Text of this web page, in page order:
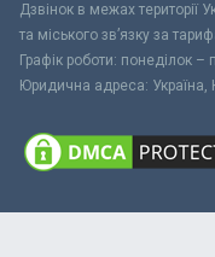
Дзвінок в межах території
та міського зв’язку за
Графік роботи: понеділок –
Юридична адреса: Україна,